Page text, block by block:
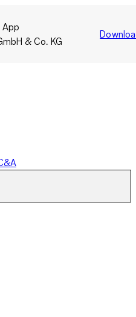
App
& Co. KG